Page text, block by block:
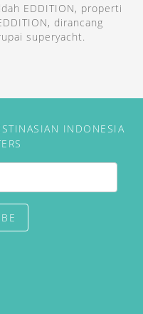
EDDITION, properti
dirancang
superyacht.
INDONESIA